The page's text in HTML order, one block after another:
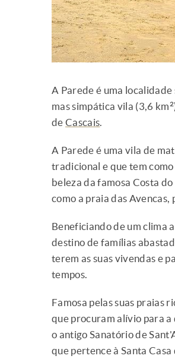
A Parede é uma
mas simpática vila (3,6
deCascais.
A Parede é uma vila de
tradicional e que tem
beleza da famosa Costa
como a praia das
Beneficiando de um clima
destino de famílias
terem as suas vivendas e
tempos.
Famosa pelas suas praias
que procuram alívio para a
o antigo Sanatório de
que pertence à Santa